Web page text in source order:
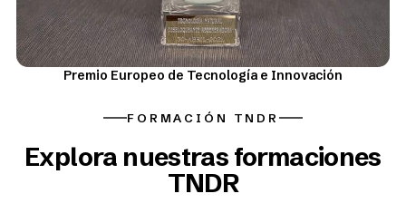
Premio Europeo de Tecnología e Innovación
FORMACIÓN TNDR
Explora nuestras formaciones
TNDR